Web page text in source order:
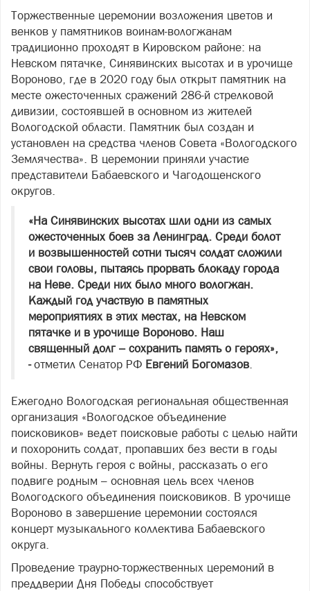
Торжественные церемонии возложения цветов и
венков у памятников воинам-вологжанам
традиционно проходят в Кировском районе: на
Невском пятачке, Синявинских высотах и в урочище
Вороново, где в 2020 году был открыт памятник на
месте ожесточенных сражений 286-й стрелковой
дивизии, состоявшей в основном из жителей
Вологодской области. Памятник был создан и
установлен на средства членов Совета «Вологодского
Землячества». В церемонии приняли участие
представители Бабаевского и Чагодощенского
округов.
«На Синявинских высотах шли одни из самых
ожесточенных боев за Ленинград. Среди болот
и возвышенностей сотни тысяч солдат сложили
свои головы, пытаясь прорвать блокаду города
на Неве. Среди них было много вологжан.
Каждый год участвую в памятных
мероприятиях в этих местах, на Невском
пятачке и в урочище Вороново. Наш
священный долг – сохранить память о героях»,
-отметил Сенатор РФ Евгений Богомазов.
Ежегодно Вологодская региональная общественная
организация «Вологодское объединение
поисковиков» ведет поисковые работы с целью найти
и похоронить солдат, пропавших без вести в годы
войны. Вернуть героя с войны, рассказать о его
подвиге родным – основная цель всех членов
Вологодского объединения поисковиков. В урочище
Вороново в завершение церемонии состоялся
концерт музыкального коллектива Бабаевского
округа.
Проведение траурно-торжественных церемоний в
преддверии Дня Победы способствует